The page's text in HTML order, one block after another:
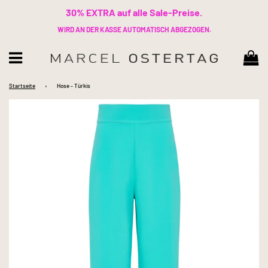
30% EXTRA auf alle Sale-Preise.
WIRD AN DER KASSE AUTOMATISCH ABGEZOGEN.
Startseite › Hose - Türkis